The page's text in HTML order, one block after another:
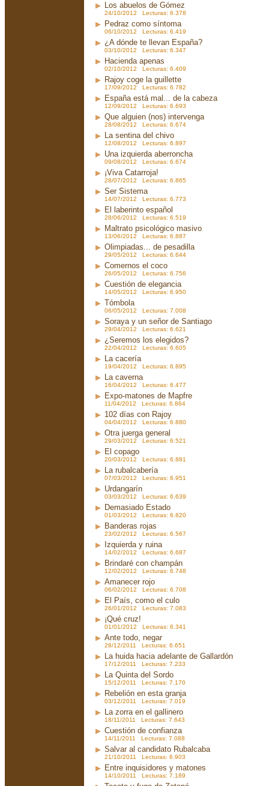
Los abuelos de Gómez
24/10/2012 Lecturas: 6.378
Pedraz como síntoma
06/10/2012 Lecturas: 6.419
¿A dónde te llevan España?
03/10/2012 Lecturas: 6.347
Hacienda apenas
02/10/2012 Lecturas: 6.409
Rajoy coge la guillette
17/09/2012 Lecturas: 6.782
España está mal... de la cabeza
12/09/2012 Lecturas: 6.693
Que alguien (nos) intervenga
28/08/2012 Lecturas: 6.674
La sentina del chivo
12/08/2012 Lecturas: 6.897
Una izquierda aberroncha
09/08/2012 Lecturas: 6.674
¡Viva Catarroja!
28/07/2012 Lecturas: 6.865
Ser Sistema
14/07/2012 Lecturas: 6.773
El laberinto español
28/06/2012 Lecturas: 6.519
Maltrato psicológico masivo
13/06/2012 Lecturas: 6.887
Olimpiadas... de pesadilla
29/05/2012 Lecturas: 6.644
Comernos el coco
26/05/2012 Lecturas: 6.756
Cuestión de elegancia
14/05/2012 Lecturas: 6.950
Tómbola
06/05/2012 Lecturas: 7.008
Soraya y un señor de Santiago
29/04/2012 Lecturas: 6.621
¿Seremos los elegidos?
22/04/2012 Lecturas: 6.605
La cacería
19/04/2012 Lecturas: 6.895
La caverna
16/04/2012 Lecturas: 6.477
Expo-matones de Mapfre
11/04/2012 Lecturas: 6.864
102 días con Rajoy
04/04/2012 Lecturas: 6.880
Otra juerga general
29/03/2012 Lecturas: 6.521
El copago
20/03/2012 Lecturas: 6.881
La rubalcabería
07/03/2012 Lecturas: 6.951
Urdangarín
03/03/2012 Lecturas: 6.639
Demasiado Estado
01/03/2012 Lecturas: 6.820
Banderas rojas
23/02/2012 Lecturas: 6.567
Izquierda y ruina
14/02/2012 Lecturas: 6.687
Brindaré con champán
12/02/2012 Lecturas: 6.748
Amanecer rojo
06/02/2012 Lecturas: 6.708
El País, como el culo
26/01/2012 Lecturas: 7.083
¡Qué cruz!
01/01/2012 Lecturas: 6.341
Ante todo, negar
28/12/2011 Lecturas: 6.651
La huida hacia adelante de Gallardón
17/12/2011 Lecturas: 7.233
La Quinta del Sordo
15/12/2011 Lecturas: 7.170
Rebelión en esta granja
03/12/2011 Lecturas: 7.019
La zorra en el gallinero
18/11/2011 Lecturas: 7.643
Cuestión de confianza
14/11/2011 Lecturas: 7.088
Salvar al candidato Rubalcaba
21/10/2011 Lecturas: 6.903
Entre inquisidores y matones
14/10/2011 Lecturas: 7.189